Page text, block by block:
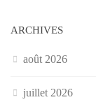
ARCHIVES
août 2026
juillet 2026